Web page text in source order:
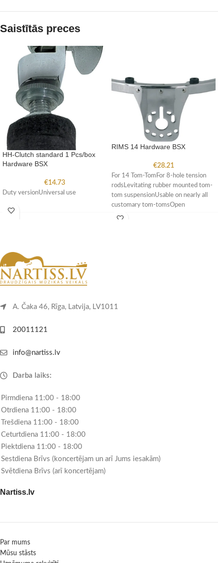
Saistītās preces
HH-Clutch standard 1 Pcs/box
Hardware BSX
€14.73
Duty versionUniversal use
RIMS 14 Hardware BSX
€28.21
For 14 Tom-TomFor 8-hole tension
rodsLevitating rubber mounted tom-
tom suspensionUsable on nearly all
customary tom-tomsOpen
soundImproves the sustain of the
A. Čaka 46, Rīga, Latvija, LV1011
20011121
info@nartiss.lv
Darba laiks:
Pirmdiena 11:00 - 18:00
Otrdiena 11:00 - 18:00
Trešdiena 11:00 - 18:00
Ceturtdiena 11:00 - 18:00
Piektdiena 11:00 - 18:00
Sestdiena Brīvs (koncertējam un arī Jums iesakām)
Svētdiena Brīvs (arī koncertējam)
Nartiss.lv
Par mums
Mūsu stāsts